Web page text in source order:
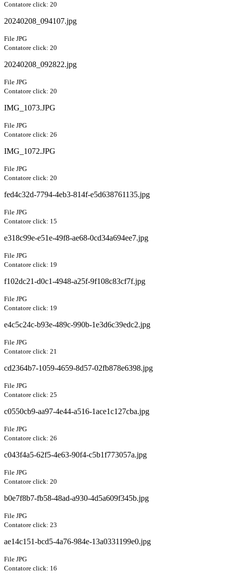
Contatore click: 20
20240208_094107.jpg
File JPG
Contatore click: 20
20240208_092822.jpg
File JPG
Contatore click: 20
IMG_1073.JPG
File JPG
Contatore click: 26
IMG_1072.JPG
File JPG
Contatore click: 20
fed4c32d-7794-4eb3-814f-e5d638761135.jpg
File JPG
Contatore click: 15
e318c99e-e51e-49f8-ae68-0cd34a694ee7.jpg
File JPG
Contatore click: 19
f102dc21-d0c1-4948-a25f-9f108c83cf7f.jpg
File JPG
Contatore click: 19
e4c5c24c-b93e-489c-990b-1e3d6c39edc2.jpg
File JPG
Contatore click: 21
cd2364b7-1059-4659-8d57-02fb878e6398.jpg
File JPG
Contatore click: 25
c0550cb9-aa97-4e44-a516-1ace1c127cba.jpg
File JPG
Contatore click: 26
c043f4a5-62f5-4e63-90f4-c5b1f773057a.jpg
File JPG
Contatore click: 20
b0e7f8b7-fb58-48ad-a930-4d5a609f345b.jpg
File JPG
Contatore click: 23
ae14c151-bcd5-4a76-984e-13a0331199e0.jpg
File JPG
Contatore click: 16